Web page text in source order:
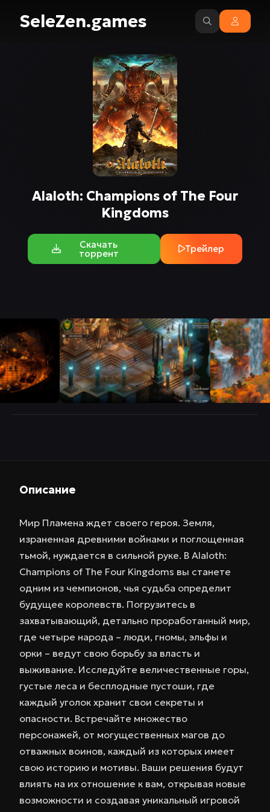
SeleZen.games
Alaloth: Champions of The Four
Kingdoms
Скачать
торрент Трейлер
Описание
Мир Пламена ждет своего героя. Земля,
израненная древними войнами и поглощенная
тьмой, нуждается в сильной руке. В Alaloth:
Champions of The Four Kingdoms вы станете
одним из чемпионов, чья судьба определит
будущее королевств. Погрузитесь в
захватывающий, детально проработанный мир,
где четыре народа – люди, гномы, эльфы и
орки – ведут свою борьбу за власть и
выживание. Исследуйте величественные горы,
густые леса и бесплодные пустоши, где
каждый уголок хранит свои секреты и
опасности. Встречайте множество
персонажей, от могущественных магов до
отважных воинов, каждый из которых имеет
свою историю и мотивы. Ваши решения будут
влиять на их отношение к вам, открывая новые
возможности и создавая уникальный игровой